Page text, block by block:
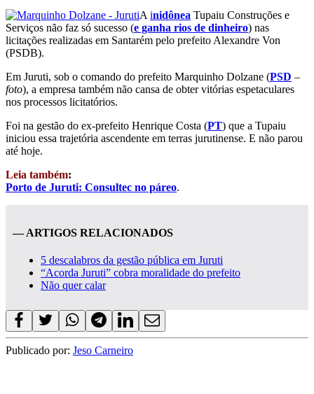
A inidônea Tupaiu Construções e
Serviços não faz só sucesso (e ganha rios de dinheiro) nas
licitações realizadas em Santarém pelo prefeito Alexandre Von
(PSDB).
Em Juruti, sob o comando do prefeito Marquinho Dolzane (PSD –
foto), a empresa também não cansa de obter vitórias espetaculares
nos processos licitatórios.
Foi na gestão do ex-prefeito Henrique Costa (PT) que a Tupaiu
iniciou essa trajetória ascendente em terras jurutinense. E não parou
até hoje.
Leia também:
Porto de Juruti: Consultec no páreo.
— ARTIGOS RELACIONADOS
5 descalabros da gestão pública em Juruti
“Acorda Juruti” cobra moralidade do prefeito
Não quer calar
Publicado por: Jeso Carneiro